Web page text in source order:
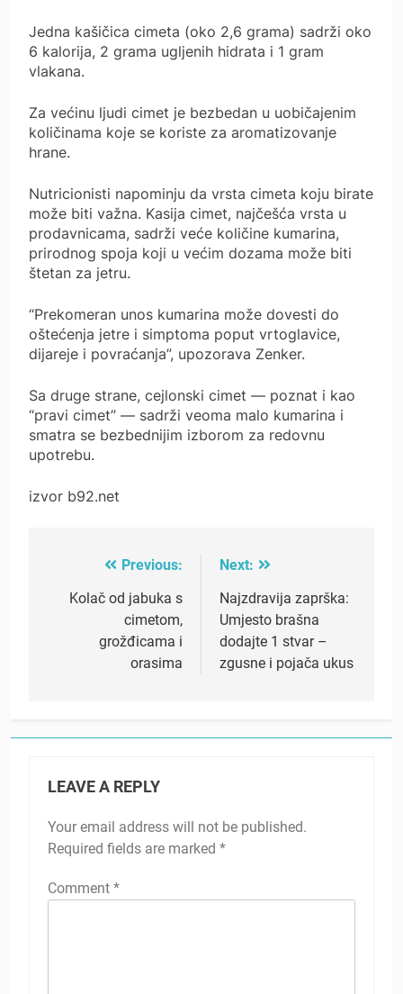
Jedna kašičica cimeta (oko 2,6 grama) sadrži oko
6 kalorija, 2 grama ugljenih hidrata i 1 gram
vlakana.
Za većinu ljudi cimet je bezbedan u uobičajenim
količinama koje se koriste za aromatizovanje
hrane.
Nutricionisti napominju da vrsta cimeta koju birate
može biti važna. Kasija cimet, najčešća vrsta u
prodavnicama, sadrži veće količine kumarina,
prirodnog spoja koji u većim dozama može biti
štetan za jetru.
“Prekomeran unos kumarina može dovesti do
oštećenja jetre i simptoma poput vrtoglavice,
dijareje i povraćanja”, upozorava Zenker.
Sa druge strane, cejlonski cimet — poznat i kao
“pravi cimet” — sadrži veoma malo kumarina i
smatra se bezbednijim izborom za redovnu
upotrebu.
izvor b92.net
navigation
Previous:
Kolač od jabuka s
cimetom,
grožđicama i
orasima
Next:
Najzdravija zaprška:
Umjesto brašna
dodajte 1 stvar –
zgusne i pojača ukus
LEAVE A REPLY
Your email address will not be published.
Required fields are marked *
Comment *